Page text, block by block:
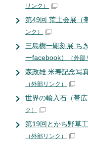
リンク）
第49回 荒土会展（
ンク）
三島樹一彫刻展 ち
ーfacebook）
（外部
森政雄 米寿記念写
（外部リンク）
世界の輸入石（帯
ク）
第19回とかち野草
（外部リンク）